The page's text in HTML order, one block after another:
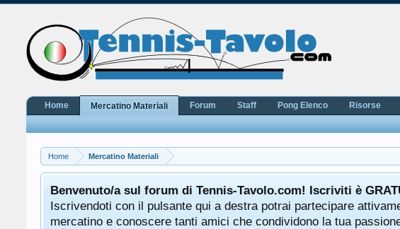
Home Mercatino Materiali
Benvenuto/a sul forum di Tennis-Tavolo.com! Iscriviti è
Iscrivendoti con il pulsante qui a destra potrai partecipare
mercatino e conoscere tanti amici che condividono la tua
Home Mercatino Materiali Forum Staff Pong Elenco Risorse